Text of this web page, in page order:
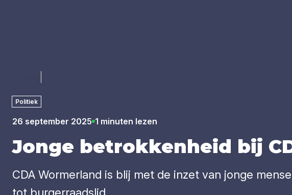
Politiek
26 september 2025 1 minuten lezen
Jon­ge betrok­ken­heid bij
CDA Wormerland is blij met de inzet van jonge